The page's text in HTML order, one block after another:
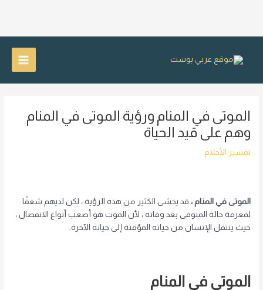
Main
الموتى في المنام ورؤية الموتى في المنام
وهم على قيد الحياة
تفسير الأحلام
الموتى في المنام ، قد يخشى الكثير من هذه الرؤية ، لكن لديهم شغفًا
لمعرفة حالة المتوفى بعد وفاته ، لأن الموت هو أصعب أنواع الانفصال ،
حيث ينتقل الإنسان من حياته المؤقتة إلى حياته الآخرة.
الموتى في المنام